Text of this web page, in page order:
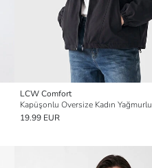
LCW Comfort
Kapüşonlu Oversize Kadın
19.99 EUR